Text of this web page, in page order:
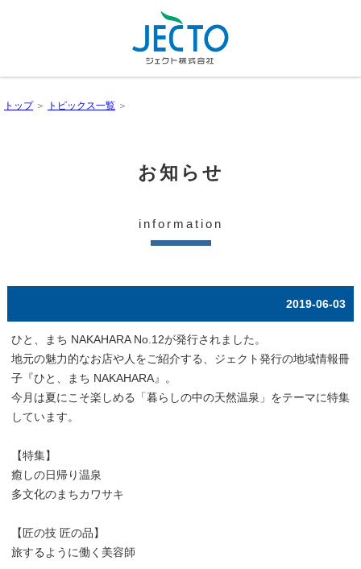
トップ＞ トピックス一覧 ＞
お知らせ
information
2019-06-03
ひと、まち NAKAHARA No.12が発行されました。
地元の魅力的なお店や人をご紹介する、ジェクト発行の地域情報冊
子『ひと、まち NAKAHARA』。
今月は夏にこそ楽しめる「暮らしの中の天然温泉」をテーマに特集
しています。
【特集】
癒しの日帰り温泉
多文化のまちカワサキ
【匠の技 匠の品】
旅するように働く美容師